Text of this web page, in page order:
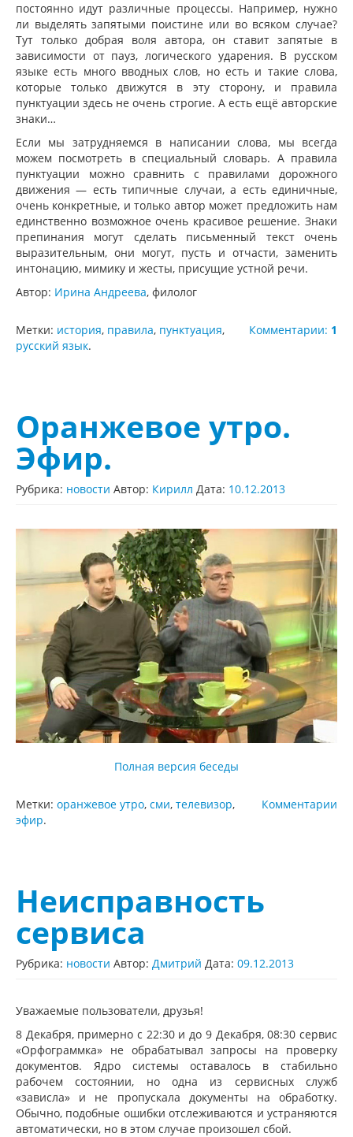
постоянно идут различные процессы. Например, нужно
ли выделять запятыми поистине или во всяком случае?
Тут только добрая воля автора, он ставит запятые в
зависимости от пауз, логического ударения. В русском
языке есть много вводных слов, но есть и такие слова,
которые только движутся в эту сторону, и правила
пунктуации здесь не очень строгие. А есть ещё авторские
знаки…
Если мы затрудняемся в написании слова, мы всегда
можем посмотреть в специальный словарь. А правила
пунктуации можно сравнить с правилами дорожного
движения — есть типичные случаи, а есть единичные,
очень конкретные, и только автор может предложить нам
единственно возможное очень красивое решение. Знаки
препинания могут сделать письменный текст очень
выразительным, они могут, пусть и отчасти, заменить
интонацию, мимику и жесты, присущие устной речи.
Автор: Ирина Андреева, филолог
Комментарии: 1
Метки: история, правила, пунктуация,
русский язык.
Оранжевое утро.
Эфир.
Рубрика: новости Автор: Кирилл Дата: 10.12.2013
Полная версия беседы
Комментарии
Метки: оранжевое утро, сми, телевизор,
эфир.
Неисправность
сервиса
Рубрика: новости Автор: Дмитрий Дата: 09.12.2013
Уважаемые пользователи, друзья!
8 Декабря, примерно с 22:30 и до 9 Декабря, 08:30 сервис
«Орфограммка» не обрабатывал запросы на проверку
документов. Ядро системы оставалось в стабильно
рабочем состоянии, но одна из сервисных служб
«зависла» и не пропускала документы на обработку.
Обычно, подобные ошибки отслеживаются и устраняются
автоматически, но в этом случае произошел сбой.